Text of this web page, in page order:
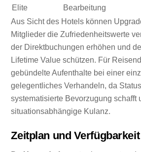
Elite
Bearbeitung
Aus Sicht des Hotels können
Mitglieder die Zufriedenheitswerte
der Direktbuchungen erhöhen und
Lifetime Value schützen. Für
gebündelte Aufenthalte bei einer
gelegentliches Verhandeln, da
systematisierte Bevorzugung schafft
situationsabhängige Kulanz.
Zeitplan und Verfügbarkeit